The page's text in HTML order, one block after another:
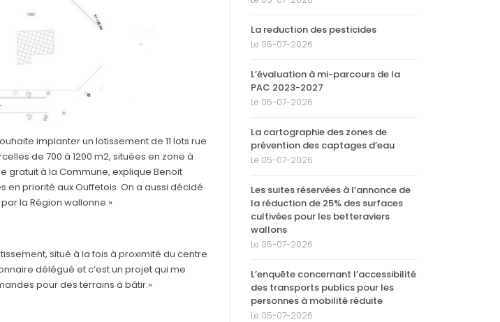
implanter un lotissement de 11 lots rue
de 700 à 1200 m2, situées en zone à
gratuit à la Commune, explique Benoit
en priorité aux Ouffetois. On a aussi décidé
la Région wallonne.»
situé à la fois à proximité du centre
délégué et c’est un projet qui me
pour des terrains à bâtir.»
La reduction des pesticides
Le 05-07-2026
L’évaluation à mi-parcours de la
PAC 2023-2027
Le 05-07-2026
La cartographie des zones de
prévention des captages d’eau
Le 05-07-2026
Les suites réservées à l’annonce de
la réduction de 25% des surfaces
cultivées pour les betteraviers
wallons
Le 05-07-2026
L’enquête concernant l’accessibilité
des transports publics pour les
personnes à mobilité réduite
Le 05-07-2026